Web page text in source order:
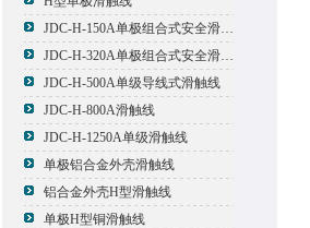
JDC-H-150A单极组合式安全滑触线
JDC-H-320A单极组合式安全滑触线
JDC-H-500A单级导线式滑触线
JDC-H-800A滑触线
JDC-H-1250A单级滑触线
单极铝合金外壳滑触线
铝合金外壳H型滑触线
单极H型铜滑触线